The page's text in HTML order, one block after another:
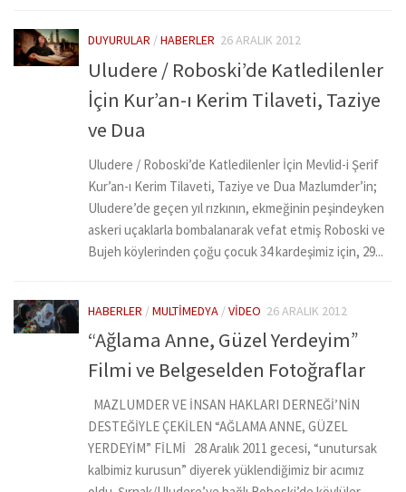
DUYURULAR /HABERLER 26 ARALIK 2012
Uludere / Roboski’de Katledilenler
İçin Kur’an-ı Kerim Tilaveti, Taziye
ve Dua
Uludere / Roboski’de Katledilenler İçin Mevlid-i Şerif
Kur’an-ı Kerim Tilaveti, Taziye ve Dua Mazlumder’in;
Uludere’de geçen yıl rızkının, ekmeğinin peşindeyken
askeri uçaklarla bombalanarak vefat etmiş Roboski ve
Bujeh köylerinden çoğu çocuk 34 kardeşimiz için, 29...
HABERLER /MULTIMEDYA /VIDEO 26 ARALIK 2012
“Ağlama Anne, Güzel Yerdeyim”
Filmi ve Belgeselden Fotoğraflar
MAZLUMDER VE İNSAN HAKLARI DERNEĞİ’NİN
DESTEĞİYLE ÇEKİLEN “AĞLAMA ANNE, GÜZEL
YERDEYİM” FİLMİ 28 Aralık 2011 gecesi, “unutursak
kalbimiz kurusun” diyerek yüklendiğimiz bir acımız